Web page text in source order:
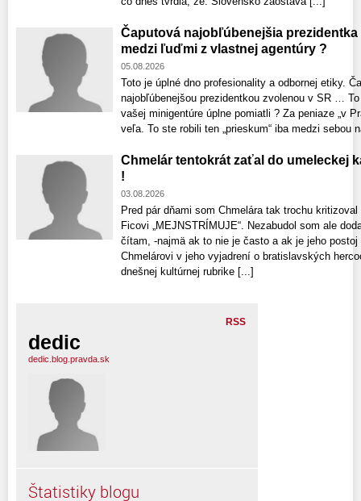
Čaputová najobľúbenejšia
medzi ľuďmi z vlastnej agentúry ?
05.08.2026
Toto je úplné dno profesionality a odbornej etiky.
najobľúbenejšou prezidentkou zvolenou v SR …
vašej minigentúre úplne pomiatli ? Za peniaze „v
veľa. To ste robili ten „prieskum“ iba medzi sebou
Chmelár tentokrát zaťal do umeleckej
!
03.08.2026
Pred pár dňami som Chmelára tak trochu
Ficovi „MEJNSTRÍMUJE“. Nezabudol som ale
čítam, -najmä ak to nie je často a ak je jeho
Chmelárovi v jeho vyjadrení o bratislavských
dnešnej kultúrnej rubrike [...]
RSS
dedic
dedic.blog.pravda.sk
Štatistiky blogu